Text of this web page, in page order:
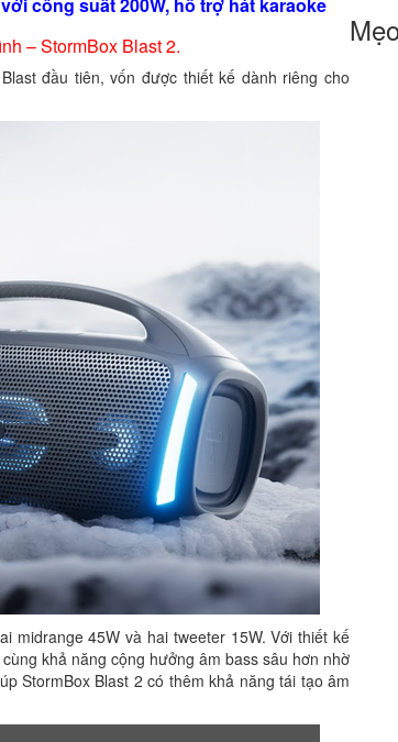
– StormBox Blast 2.
đầu tiên, vốn được thiết kế dành riêng cho
midrange 45W và hai tweeter 15W. Với thiết kế
khả năng cộng hưởng âm bass sâu hơn nhờ
StormBox Blast 2 có thêm khả năng tái tạo âm